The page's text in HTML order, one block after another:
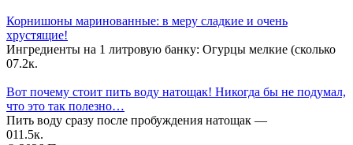
Корнишоны маринованные: в меру сладкие и очень
хрустящие!
Ингредиенты на 1 литровую банку: Огурцы мелкие (сколько
07.2к.
Вот почему стоит пить воду натощак! Никогда бы не подумал,
что это так полезно…
Пить воду сразу после пробуждения натощак —
011.5к.